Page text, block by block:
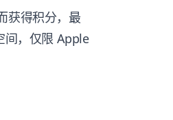
获得积分，最
，仅限 Apple